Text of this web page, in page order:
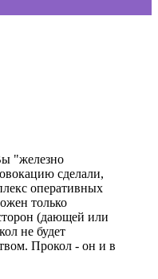
"железно
сделали,
оперативных
только
(дающей или
не будет
Прокол - он и в